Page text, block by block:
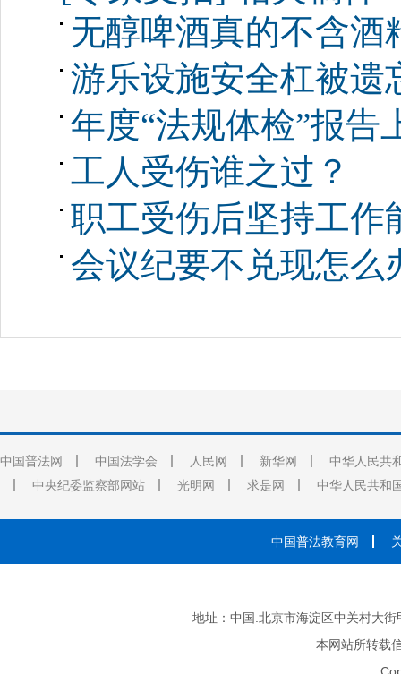
无醇啤酒真的不含酒
游乐设施安全杠被遗
年度“法规体检”报告
工人受伤谁之过？
职工受伤后坚持工作
会议纪要不兑现怎么
中国普法网 中国法学会 人民网 新华网
中华人民共
中央纪委监察部网站
光明网 求是网 中华人民共和
中国普法教育网
地址：中国.北京市海淀区中关村大
本网站所转载